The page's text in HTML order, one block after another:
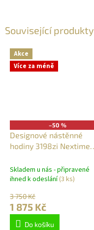
Související produkty
Akce
Více za méně
–50 %
Designové nástěnné
hodiny 3198zi Nextime
Skladem u nás - připravené
ihned k odeslání(3 ks)
3 750 Kč
1 875 Kč
Do košíku